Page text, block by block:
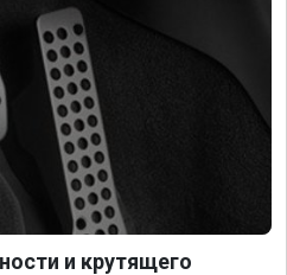
и крутящего